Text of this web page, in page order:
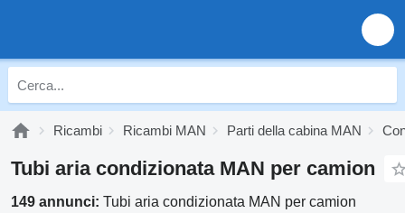
Ricambi Ricambi MAN Parti della cabina MAN
Tubi aria condizionata MAN per camion
149 annunci: Tubi aria condizionata MAN per camion